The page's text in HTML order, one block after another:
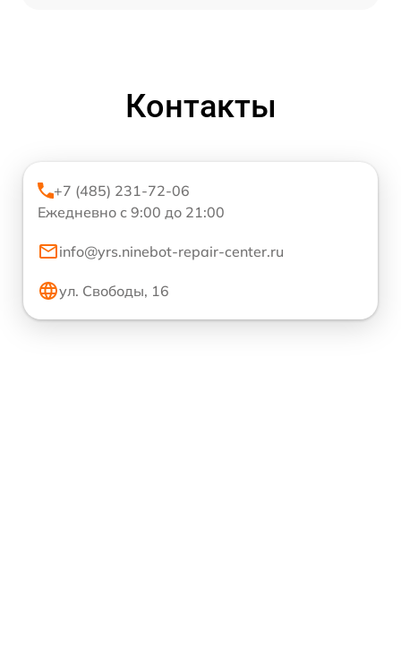
Контакты
+7 (485) 231-72-06
Ежедневно с 9:00 до 21:00
info@yrs.ninebot-repair-center.ru
ул. Свободы, 16